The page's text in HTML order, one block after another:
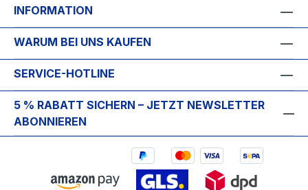
INFORMATION
WARUM BEI UNS KAUFEN
SERVICE-HOTLINE
5 % RABATT SICHERN – JETZT NEWSLETTER
ABONNIEREN